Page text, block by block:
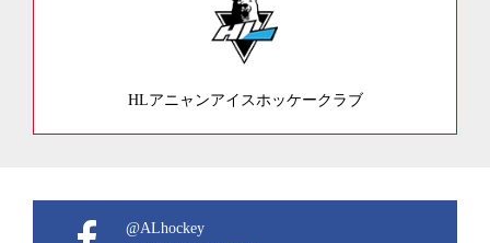
HLアニャンアイスホッケークラブ
@ALhockey